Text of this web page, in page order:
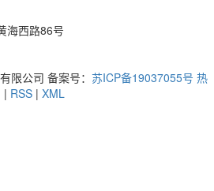
海西路86号
限公司 备案号： 苏ICP备19037055号 热
| RSS | XML